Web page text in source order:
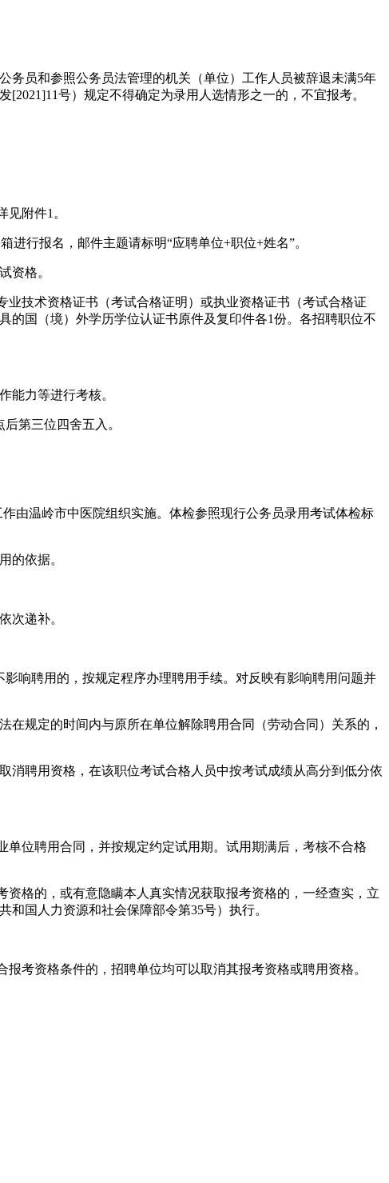
务员和参照公务员法管理的机关（单位）工作人员被辞退未满5年
号）规定不得确定为录用人选情形之一的，不宜报考。
附件1。
进行报名，邮件主题请标明“应聘单位+职位+姓名”。
资格。
技术资格证书（考试合格证明）或执业资格证书（考试合格证
的国（境）外学历学位认证书原件及复印件各1份。各招聘职位不
能力等进行考核。
第三位四舍五入。
由温岭市中医院组织实施。体检参照现行公务员录用考试体检标
的依据。
次递补。
响聘用的，按规定程序办理聘用手续。对反映有影响聘用问题并
规定的时间内与原所在单位解除聘用合同（劳动合同）关系的，
消聘用资格，在该职位考试合格人员中按考试成绩从高分到低分依
位聘用合同，并按规定约定试用期。试用期满后，考核不合格
格的，或有意隐瞒本人真实情况获取报考资格的，一经查实，立
国人力资源和社会保障部令第35号）执行。
考资格条件的，招聘单位均可以取消其报考资格或聘用资格。